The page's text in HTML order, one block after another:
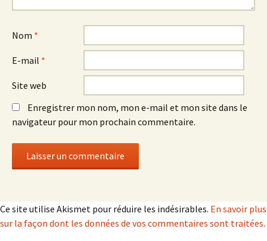
Nom *
E-mail *
Site web
Enregistrer mon nom, mon e-mail et mon site dans le
navigateur pour mon prochain commentaire.
Ce site utilise Akismet pour réduire les indésirables. En savoir plus
sur la façon dont les données de vos commentaires sont traitées.